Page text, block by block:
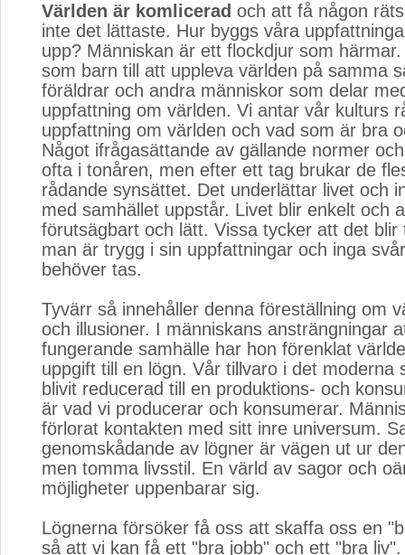
Världen är komlicerad och att få någon
inte det lättaste. Hur byggs våra
upp? Människan är ett flockdjur som
som barn till att uppleva världen på samma
föräldrar och andra människor som delar
uppfattning om världen. Vi antar vår kulturs
uppfattning om världen och vad som är bra
Något ifrågasättande av gällande normer
ofta i tonåren, men efter ett tag brukar de
rådande synsättet. Det underlättar livet och
med samhället uppstår. Livet blir enkelt och
förutsägbart och lätt. Vissa tycker att det blir
man är trygg i sin uppfattningar och inga
behöver tas.
Tyvärr så innehåller denna föreställning om
och illusioner. I människans ansträngningar
fungerande samhälle har hon förenklat
uppgift till en lögn. Vår tillvaro i det moderna
blivit reducerad till en produktions- och
är vad vi producerar och konsumerar.
förlorat kontakten med sitt inre universum.
genomskådande av lögner är vägen ut ur
men tomma livsstil. En värld av sagor och
möjligheter uppenbarar sig.
Lögnerna försöker få oss att skaffa oss en
så att vi kan få ett "bra jobb" och ett "bra